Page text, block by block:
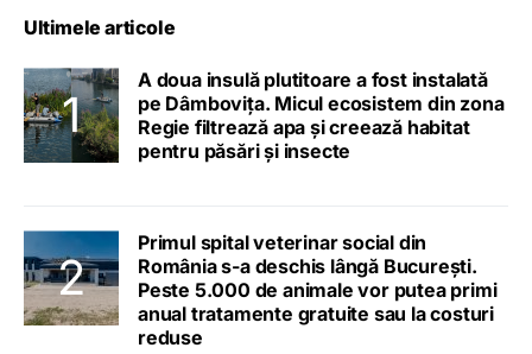
Ultimele articole
A doua insulă plutitoare a fost instalată
pe Dâmbovița. Micul ecosistem din zona
Regie filtrează apa și creează habitat
pentru păsări și insecte
Primul spital veterinar social din
România s-a deschis lângă București.
Peste 5.000 de animale vor putea primi
anual tratamente gratuite sau la costuri
reduse